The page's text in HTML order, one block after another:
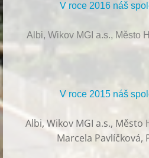
V roce 2016 náš
Albi, Wikov MGI a.s., Město
V roce 2015 náš
Albi,Wikov MGI a.s.,
Marcela Pavlíčková,